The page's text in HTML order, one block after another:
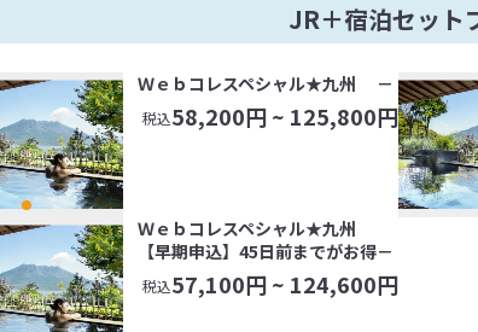
JR＋宿泊セット
Ｗｅｂコレスペシャル★九州 －
税込58,200円 ~ 125,800円
Ｗｅｂコレスペシャル★九州
【早期申込】45日前までがお得－
税込57,100円 ~ 124,600円